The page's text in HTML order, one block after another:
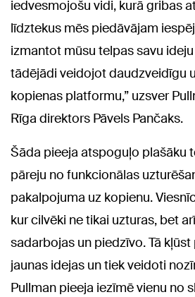
iedvesmojošu vidi, kurā gribas
līdztekus mēs piedāvājam
izmantot mūsu telpas savu
tādējādi veidojot daudzveidīgu
kopienas platformu,” uzsver
Rīga direktors Pāvels Pančaks.
Šāda pieeja atspoguļo plašāku
pāreju no funkcionālas
pakalpojuma uz kopienu.
kur cilvēki ne tikai uzturas, bet
sadarbojas un piedzīvo. Tā
jaunas idejas un tiek veidoti
Pullman pieeja iezīmē vienu no